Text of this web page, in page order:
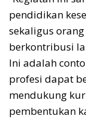
pendidikan
sekaligus
berkontribusi
Ini adalah
profesi dapat
mendukung
pembentukan